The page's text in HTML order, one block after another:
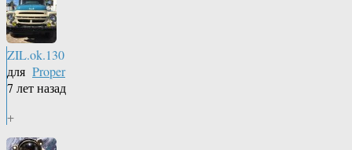
ZIL.ok.130
для Proper
7 лет назад
+